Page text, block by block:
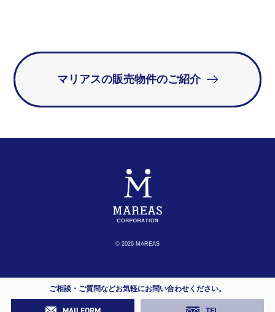
マリアスの販売物件のご紹介
ご相談・ご質問などお気軽にお問い合わせください。
© 2026 MAREAS